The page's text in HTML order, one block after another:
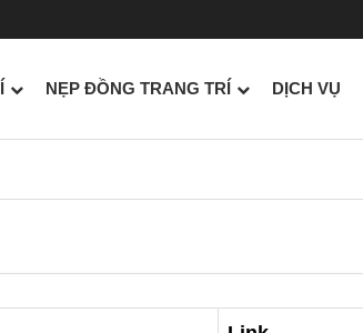
NẸP ĐỒNG TRANG TRÍ DỊCH VỤ